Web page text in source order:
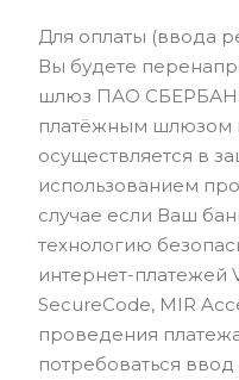
Для оплаты (ввода
Вы будете
шлюз ПАО
платёжным шлюзом
осуществляется в
использованием
случае если Ваш
технологию
интернет-платежей
SecureCode, MIR
проведения
потребоваться